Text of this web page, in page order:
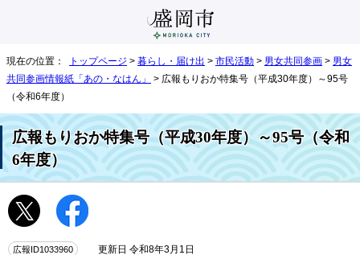
現在の位置： トップページ > 暮らし・届け出 > 市民活動 > 男女共同参画 > 男女
共同参画情報紙「あの・なはん」
> 広報もりおか特集号（平成30年度）～95号
（令和6年度）
広報もりおか特集号（平成30年度）～95号（令和
6年度）
広報ID1033960 更新日 令和8年3月1日